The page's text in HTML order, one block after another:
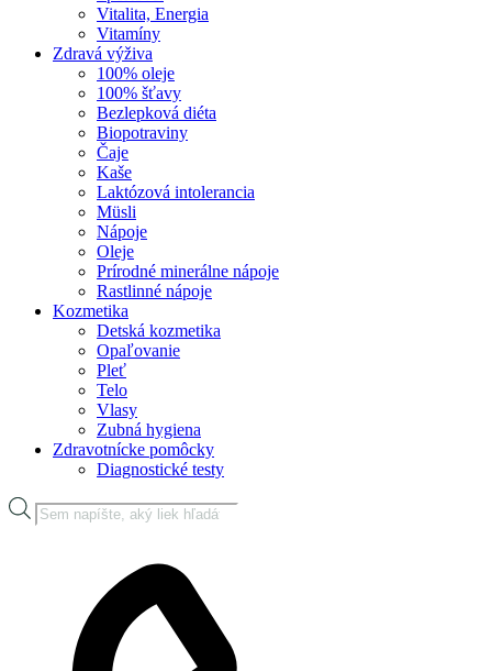
Vitalita, Energia
Vitamíny
Zdravá výživa
100% oleje
100% šťavy
Bezlepková diéta
Biopotraviny
Čaje
Kaše
Laktózová intolerancia
Müsli
Nápoje
Oleje
Prírodné minerálne nápoje
Rastlinné nápoje
Kozmetika
Detská kozmetika
Opaľovanie
Pleť
Telo
Vlasy
Zubná hygiena
Zdravotnícke pomôcky
Diagnostické testy
Products
search